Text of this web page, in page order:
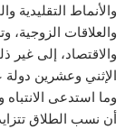
والأنماط التقليدية
والعلاقات الزوجية،
والاقتصاد، إلى غير
الإثني وعشرين دولة
وما استدعى
أن نسب الطلاق